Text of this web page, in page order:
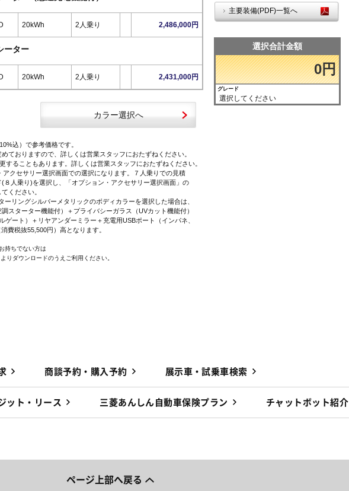
20kWh 2人乗り 2,486,000円
ーター
20kWh 2人乗り 2,431,000円
カラー選択へ
込）で参考価格です。
ておりますので、詳しくは営業スタッフにおたずねください。
することもあります。詳しくは営業スタッフにおたずねください。
クセサリー選択画面での選択になります。７人乗りでの見積
人乗り)を選択し、「オプション・アクセサリー選択画面」の
ください。
リングシルバーメタリックのボディカラーを選択した場合は、
スターター機能付）＋プライバシーガラス（UVカット機能付）
ート）＋リヤアンダーミラー＋充電用USBポート（インパネ、
費税抜55,500円）高となります。
持ちでない方は
りダウンロードのうえご利用ください。
主要装備(PDF)一覧へ
選択合計金額
0円
グレード
選択してください
商談予約・購入予約 展示車・試乗車検索
ット・リース 三菱あんしん自動車保険プラン チャットボット紹介
ページ上部へ戻る